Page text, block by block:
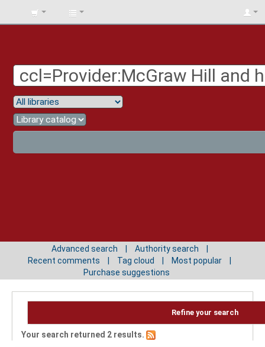
BIBLIOTECA
Advanced search
Authority search
Recent comments
Tag cloud
Most popular
Purchase suggestions
Refine your search
Your search returned 2 results.